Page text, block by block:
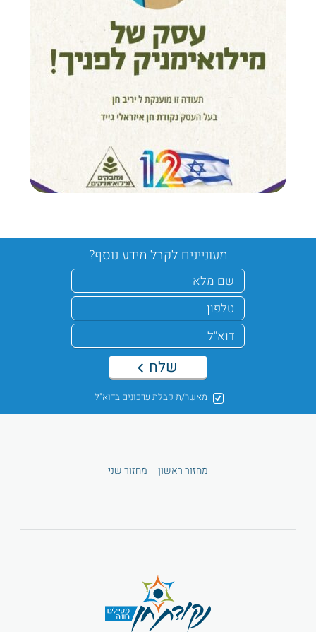
מעוניינים לקבל מידע נוסף?
מאשר/ת קבלת עדכונים בדוא"ל
שלח
מחזור ראשון מחזור שני